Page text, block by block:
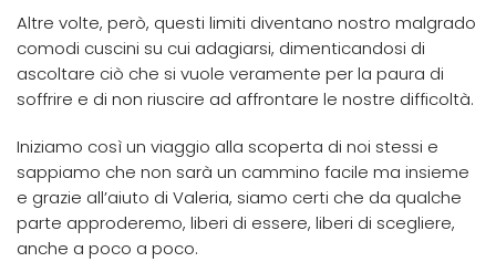
Altre volte, però, questi limiti diventano nostro malgrado
comodi cuscini su cui adagiarsi, dimenticandosi di
ascoltare ciò che si vuole veramente per la paura di
soffrire e di non riuscire ad affrontare le nostre difficoltà.
Iniziamo così un viaggio alla scoperta di noi stessi e
sappiamo che non sarà un cammino facile ma insieme
e grazie all’aiuto di Valeria, siamo certi che da qualche
parte approderemo, liberi di essere, liberi di scegliere,
anche a poco a poco.